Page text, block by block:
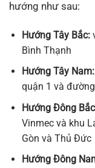
hướng như sau:
Hướng Tây Bắc:
Bình Thạnh
Hướng Tây Nam:
quận 1 và
Hướng Đông
Vinmec và khu
Gòn và Thủ Đức
Hướng Đông